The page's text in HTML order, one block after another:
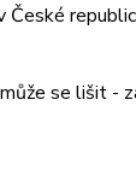
České
se lišit -